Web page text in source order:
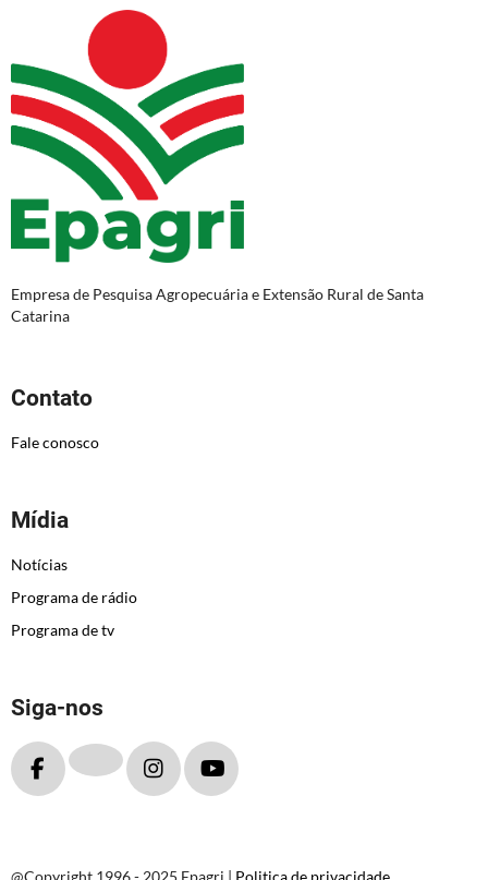
Empresa de Pesquisa Agropecuária e Extensão Rural de Santa
Catarina
Contato
Fale conosco
Mídia
Notícias
Programa de rádio
Programa de tv
Siga-nos